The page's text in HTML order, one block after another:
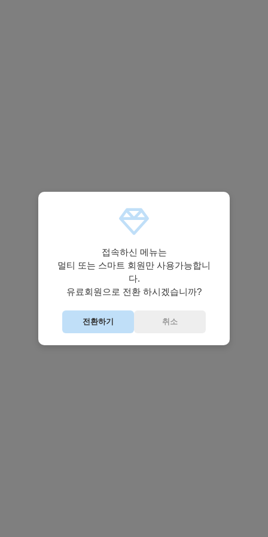
접속하신 메뉴는
멀티 또는 스마트 회원만 사용가능합니
다.
유료회원으로 전환 하시겠습니까?
전환하기 취소